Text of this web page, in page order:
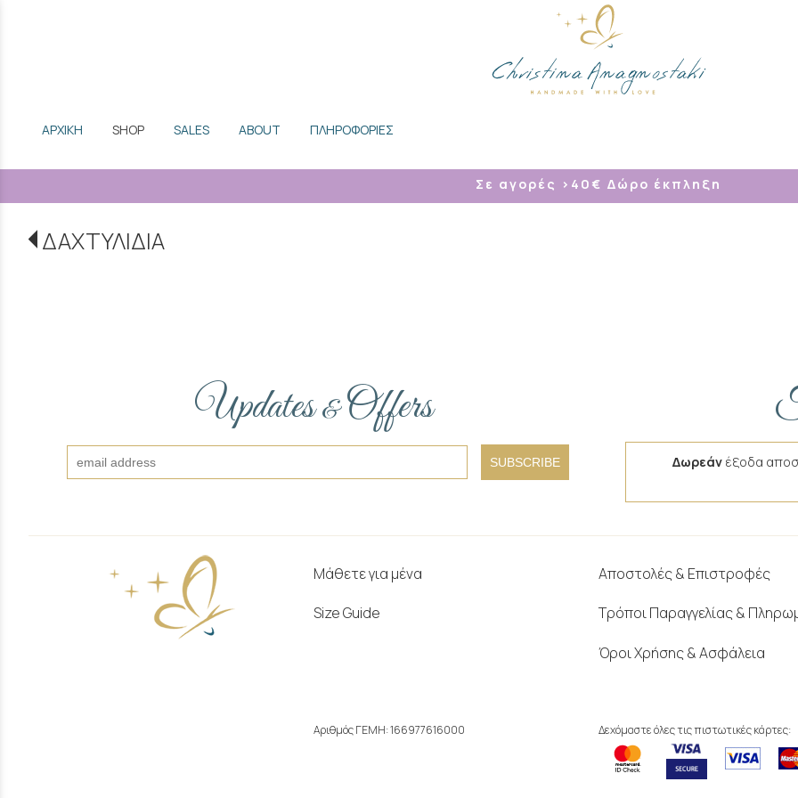
ΑΡΧΙΚΗ SHOP SALES ABOUT ΠΛΗΡΟΦΟΡΙΕΣ
Σε αγορές >40 € Δώρο έκπληξη
ΔΑΧΤΥΛΙΔΙΑ
Updates&Offers
SUBSCRIBE Δωρεάν έξοδα
Μάθετε για μένα
Size Guide
Αποστολές & Επιστροφές
Τρόποι Παραγγελίας &
Όροι Χρήσης & Ασφάλεια
Αριθμός ΓΕΜΗ: 166977616000 Δεχόμαστε όλες τις πιστωτικές κάρτες: